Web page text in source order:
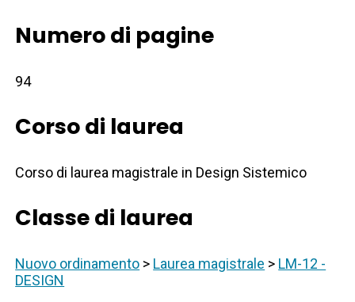
Numero di pagine
94
Corso di laurea
Corso di laurea magistrale in Design Sistemico
Classe di laurea
Nuovo ordinamento > Laurea magistrale > LM-12 -
DESIGN